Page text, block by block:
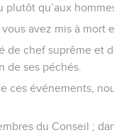
qu’aux
avez mis à mort
de chef suprême et
de ses péchés.
ces événements,
du Conseil ;